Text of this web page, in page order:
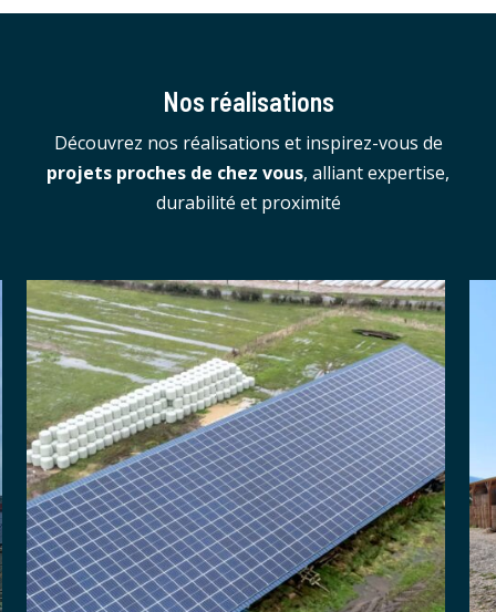
Nos réalisations
Découvrez nos réalisations et inspirez-vous de
projets proches de chez vous, alliant expertise,
durabilité et proximité